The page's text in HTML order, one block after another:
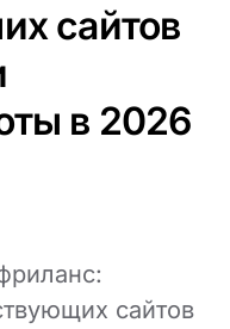
сайтов
в 2026
сайтов